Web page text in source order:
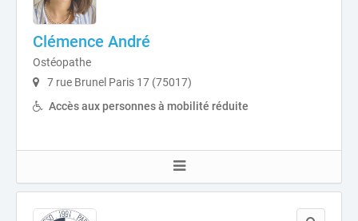
Clémence André
Ostéopathe
7 rue Brunel Paris 17 (75017)
Accès aux personnes à mobilité réduite